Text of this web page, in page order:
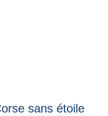
sans étoile